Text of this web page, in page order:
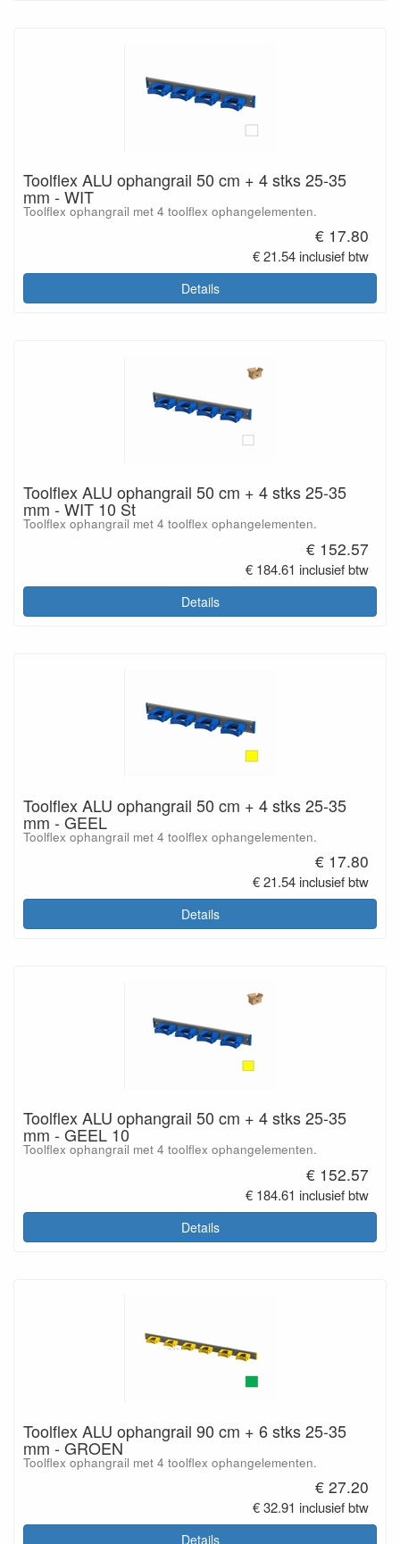
Toolflex ALU ophangrail 50 cm + 4 stks 25-35
mm - WIT
Toolflex ophangrail met 4 toolflex ophangelementen.
€ 17.80
€ 21.54 inclusief btw
Details
Toolflex ALU ophangrail 50 cm + 4 stks 25-35
mm - WIT 10 St
Toolflex ophangrail met 4 toolflex ophangelementen.
€ 152.57
€ 184.61 inclusief btw
Details
Toolflex ALU ophangrail 50 cm + 4 stks 25-35
mm - GEEL
Toolflex ophangrail met 4 toolflex ophangelementen.
€ 17.80
€ 21.54 inclusief btw
Details
Toolflex ALU ophangrail 50 cm + 4 stks 25-35
mm - GEEL 10
Toolflex ophangrail met 4 toolflex ophangelementen.
€ 152.57
€ 184.61 inclusief btw
Details
Toolflex ALU ophangrail 90 cm + 6 stks 25-35
mm - GROEN
Toolflex ophangrail met 4 toolflex ophangelementen.
€ 27.20
€ 32.91 inclusief btw
Details